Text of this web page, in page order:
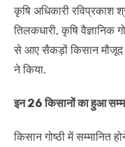
कृषि अधिकारी रविप्रकाश
तिलकधारी, कृषि वैज्ञानिक
से आए सैकड़ों किसान
ने किया.
इन 26 किसानों का हुआ
किसान गोष्ठी में सम्मानित